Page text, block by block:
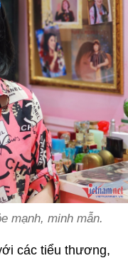
mạnh, minh mẫn.
các tiểu thương,